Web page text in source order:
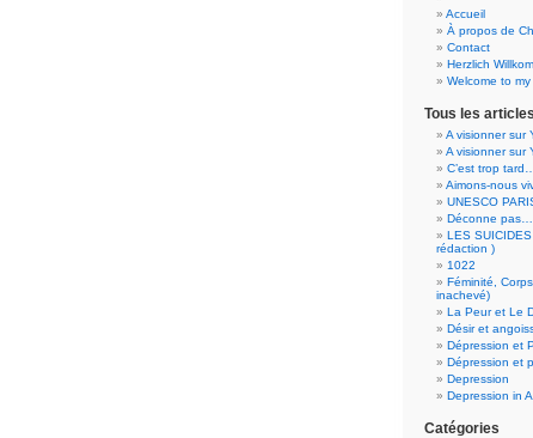
Accueil
À propos de
Contact
Herzlich
Welcome to my
Tous les articles
A visionner sur
A visionner sur
C’est trop tard…
Aimons-nous
UNESCO
Déconne pas…
LES
rédaction )
1022
Féminité,
inachevé)
La Peur et Le
Désir et
Dépression et
Dépression et
Depression
Depression in
Catégories